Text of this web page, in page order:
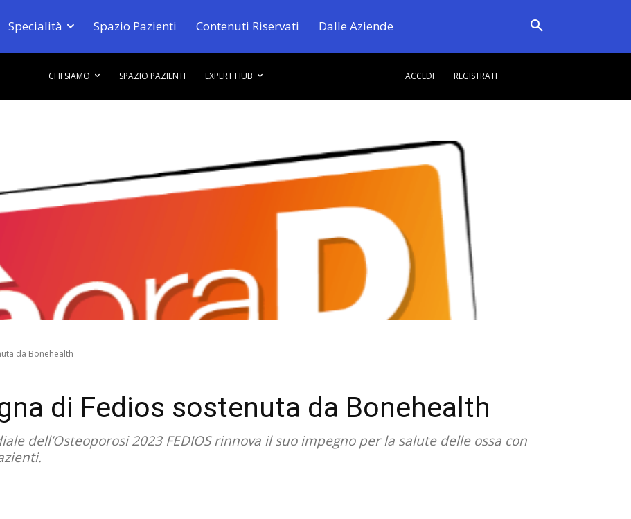
Specialità Spazio Pazienti Contenuti Riservati Dalle Aziende
CHI SIAMO SPAZIO PAZIENTI EXPERT HUB ACCEDI REGISTRATI
da Bonehealth
di Fedios sostenuta da Bonehealth
dell’Osteoporosi 2023 FEDIOS rinnova il suo impegno per la salute delle ossa con